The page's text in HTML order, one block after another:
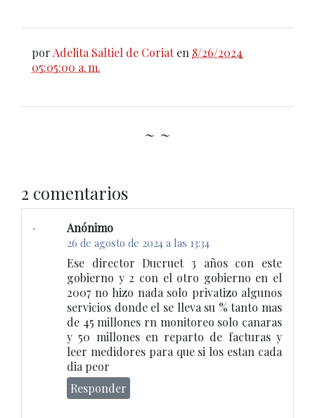
por Adelita Saltiel de Coriat en 8/26/2024
05:05:00 a. m.
~ ~
2 comentarios
Anónimo
26 de agosto de 2024 a las 13:34
Ese director Ducruet 3 años con este
gobierno y 2 con el otro gobierno en el
2007 no hizo nada solo privatizo algunos
servicios donde el se lleva su % tanto mas
de 45 millones rn monitoreo solo canaras
y 50 millones en reparto de facturas y
leer medidores para que si los estan cada
dia peor
Responder